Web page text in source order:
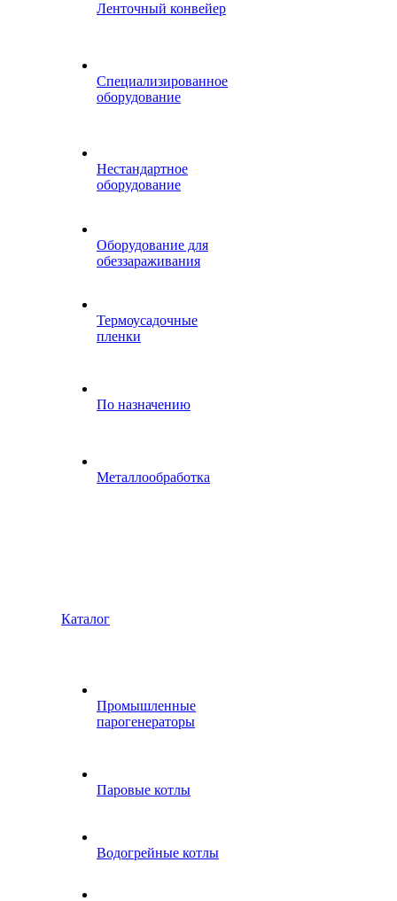
Ленточный конвейер
Специализированное
оборудование
Нестандартное
оборудование
Оборудование для
обеззараживания
Термоусадочные
пленки
По назначению
Металлообработка
Каталог
Промышленные
парогенераторы
Паровые котлы
Водогрейные котлы